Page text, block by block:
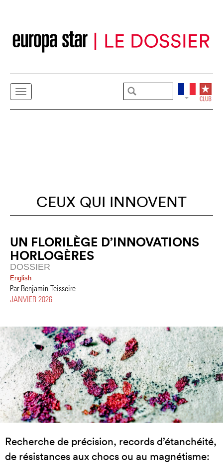
CEUX QUI INNOVENT
UN FLORILÈGE D’INNOVATIONS
HORLOGÈRES
DOSSIER
English
Par Benjamin Teisseire
JANVIER 2026
Recherche de précision, records d’étanchéité,
de résistances aux chocs ou au magnétisme: